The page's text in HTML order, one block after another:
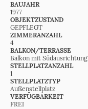
BAUJAHR
1977
OBJEKTZUSTAND
GEPFLEGT
ZIMMERANZAHL
4
BALKON/TERRASSE
Balkon mit Südausrichtung
STELLPLATZANZAHL
1
STELLPLATZTYP
Außenstellplatz
VERFÜGBARKEIT
FREI